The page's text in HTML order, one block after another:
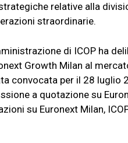
relative alla
straordinarie.
di ICOP ha
Growth Milan al
convocata per il 28 luglio
a quotazione su
su Euronext Milan,